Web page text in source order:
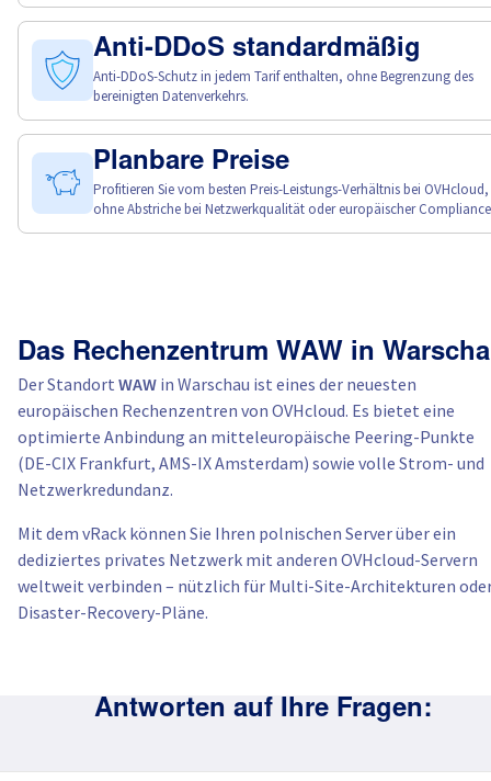
Anti-DDoS standardmäßig
Anti-DDoS-Schutz in jedem Tarif enthalten, ohne Begrenzung des
bereinigten Datenverkehrs.
Planbare Preise
Profitieren Sie vom besten Preis-Leistungs-Verhältnis bei OVHcloud,
ohne Abstriche bei Netzwerkqualität oder europäischer
Das Rechenzentrum WAW in
Der Standort WAW in Warschau ist eines der neuesten
europäischen Rechenzentren von OVHcloud. Es bietet eine
optimierte Anbindung an mitteleuropäische Peering-Punkte
(DE-CIX Frankfurt, AMS-IX Amsterdam) sowie volle Strom- und
Netzwerkredundanz.
Mit dem vRack können Sie Ihren polnischen Server über ein
dediziertes privates Netzwerk mit anderen OVHcloud-Servern
weltweit verbinden – nützlich für Multi-Site-Architekturen
Disaster-Recovery-Pläne.
Antworten auf Ihre Fragen: